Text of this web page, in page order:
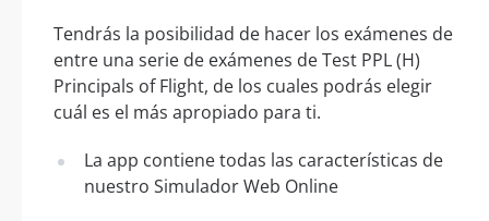
Tendrás la posibilidad de hacer los exámenes de
entre una serie de exámenes de Test PPL (H)
Principals of Flight, de los cuales podrás elegir
cuál es el más apropiado para ti.
La app contiene todas las características de
nuestro Simulador Web Online